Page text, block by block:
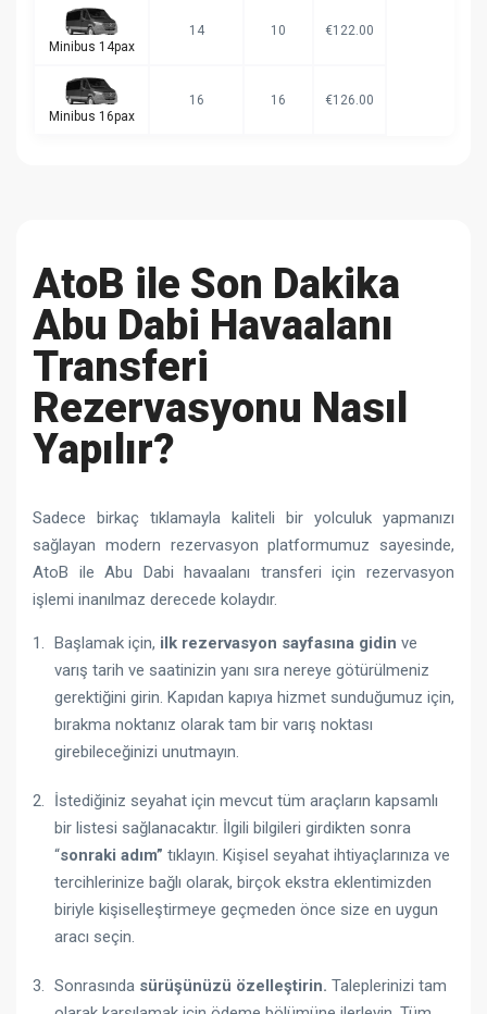
Minibus 14pax
14 10 €122.00
Minibus 16pax
16 16 €126.00
AtoB ile Son Dakika
Abu Dabi Havaalanı
Transferi
Rezervasyonu Nasıl
Yapılır?
Sadece birkaç tıklamayla kaliteli bir yolculuk yapmanızı
sağlayan modern rezervasyon platformumuz sayesinde,
AtoB ile Abu Dabi havaalanı transferi için rezervasyon
işlemi inanılmaz derecede kolaydır.
Başlamak için, ilk rezervasyon sayfasına gidin ve
varış tarih ve saatinizin yanı sıra nereye götürülmeniz
gerektiğini girin. Kapıdan kapıya hizmet sunduğumuz için,
bırakma noktanız olarak tam bir varış noktası
girebileceğinizi unutmayın.
İstediğiniz seyahat için mevcut tüm araçların kapsamlı
bir listesi sağlanacaktır. İlgili bilgileri girdikten sonra
“sonraki adım” tıklayın. Kişisel seyahat ihtiyaçlarınıza ve
tercihlerinize bağlı olarak, birçok ekstra eklentimizden
biriyle kişiselleştirmeye geçmeden önce size en uygun
aracı seçin.
Sonrasında sürüşünüzü özelleştirin. Taleplerinizi tam